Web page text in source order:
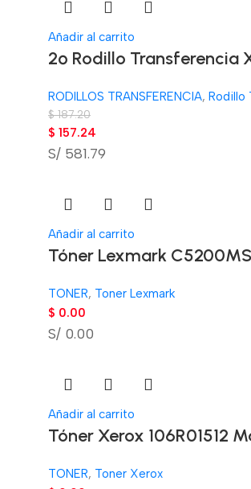
Añadir al carrito
2º Rodillo Transferencia
RODILLOS TRANSFERENCIA, Rodillo
$187.20
$ 157.24
S/ 581.79
Añadir al carrito
Tóner Lexmark
TONER, Toner Lexmark
$ 0.00
S/ 0.00
Añadir al carrito
Tóner Xerox 106R01512
TONER, Toner Xerox